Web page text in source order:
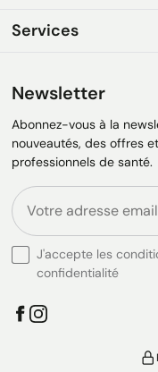
Services
Newsletter
Abonnez-vous à la
nouveautés, des offres
professionnels de santé.
J'accepte les
confidentialité